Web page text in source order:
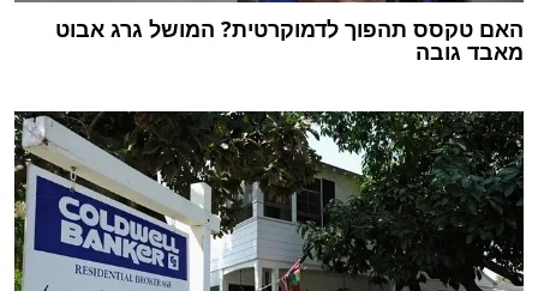
האם טקסס תהפוך לדמוקרטית? המושל גרג אבוט
מאבד גובה